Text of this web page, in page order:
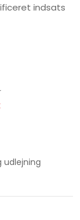
indsats
udlejning